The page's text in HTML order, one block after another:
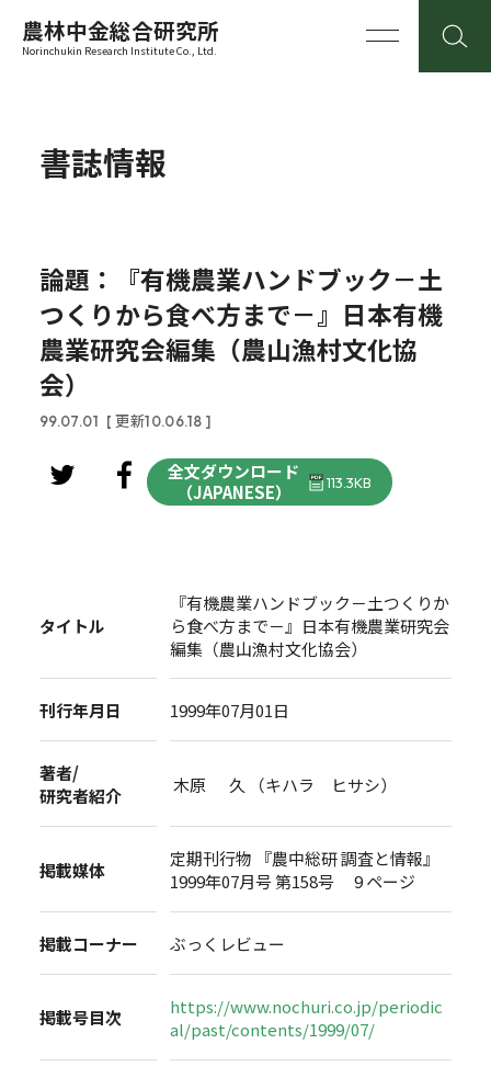
農林中金総合研究所
Norinchukin Research Institute Co., Ltd.
書誌情報
論題：『有機農業ハンドブック－土
つくりから食べ方まで－』日本有機
農業研究会編集（農山漁村文化協
会）
99.07.01 [ 更新10.06.18 ]
全文ダウンロード
（JAPANESE）
113.3KB
タイトル
『有機農業ハンドブック－土つくりか
ら食べ方まで－』日本有機農業研究会
編集（農山漁村文化協会）
刊行年月日 1999年07月01日
著者/
研究者紹介
木原 久 （キハラ ヒサシ）
掲載媒体
定期刊行物 『農中総研 調査と情報』
1999年07月号 第158号 9 ページ
掲載コーナー ぶっくレビュー
掲載号目次
https://www.nochuri.co.jp/periodic
al/past/contents/1999/07/